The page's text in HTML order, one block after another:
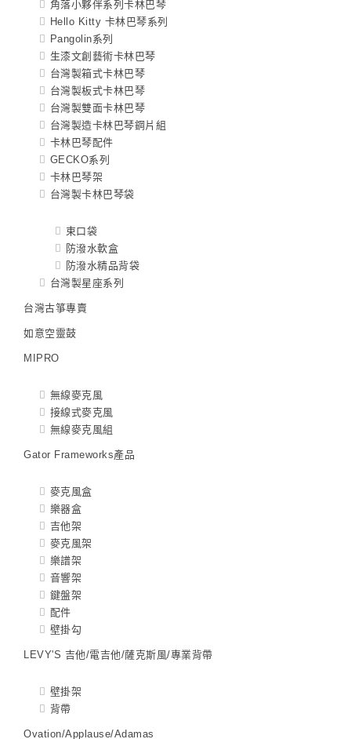
角落小夥伴系列卡林巴琴
Hello Kitty 卡林巴琴系列
Pangolin系列
生漆文創藝術卡林巴琴
台灣製箱式卡林巴琴
台灣製板式卡林巴琴
台灣製雙面卡林巴琴
台灣製造卡林巴琴鋼片組
卡林巴琴配件
GECKO系列
卡林巴琴架
台灣製卡林巴琴袋
束口袋
防潑水軟盒
防潑水精品背袋
台灣製星座系列
台灣古箏專賣
如意空靈鼓
MIPRO
無線麥克風
接線式麥克風
無線麥克風組
Gator Frameworks產品
麥克風盒
樂器盒
吉他架
麥克風架
樂譜架
音響架
鍵盤架
配件
壁掛勾
LEVY'S 吉他/電吉他/薩克斯風/專業背帶
壁掛架
背帶
Ovation/Applause/Adamas